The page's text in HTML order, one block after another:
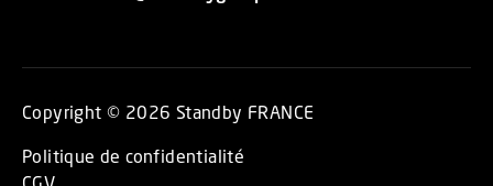
Copyright © 2026 Standby FRANCE
Politique de confidentialité